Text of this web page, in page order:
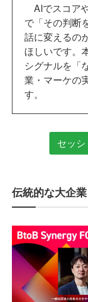
AIでスコア
で「その判断
話に変えるの
ほしいです。
シグナルを「
業・マーケの
す。
セッ
伝統的な大企